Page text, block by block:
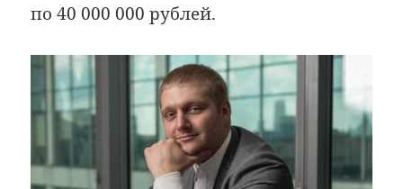
по 40 000 000 рублей.